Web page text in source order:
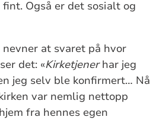
Også er det sosialt og
at svaret på hvor
det: «Kirketjenerhar jeg
jeg selv ble konfirmert… Nå
var nemlig nettopp
fra hennes egen